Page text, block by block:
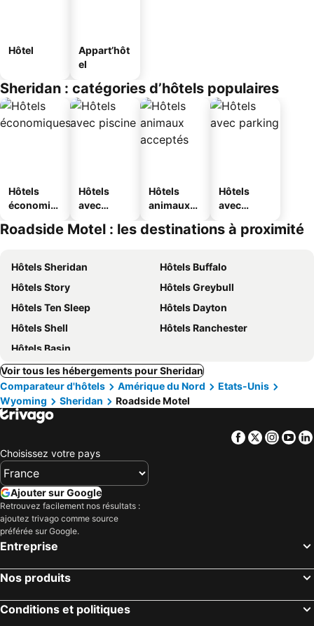
Hôtel
Appart’hôt
el
Sheridan : catégories d’hôtels populaires
Hôtels
économiq
Hôtels
avec
Hôtels
animaux
Hôtels
avec
Roadside Motel : les destinations à proximité
Hôtels Sheridan
Hôtels Buffalo
Hôtels Story
Hôtels Greybull
Hôtels Ten Sleep
Hôtels Dayton
Hôtels Shell
Hôtels Ranchester
Hôtels Basin
Voir tous les hébergements pour Sheridan
Comparateur d'hôtels
Amérique du Nord
Etats-Unis
Wyoming
Sheridan Roadside Motel
Facebook
Twitter
Choisissez votre pays
Ajouter sur Google
Retrouvez facilement nos résultats :
ajoutez trivago comme source
préférée sur Google.
Entreprise
Nos produits
Conditions et politiques